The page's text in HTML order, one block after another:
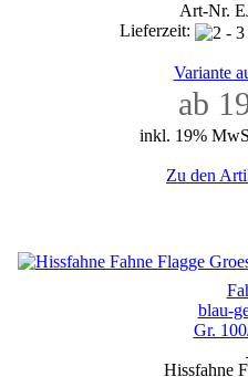
Art-Nr.
Lieferzeit:
Variante
ab
inkl. 19%
Zu den
blau-
Gr.
Hissfahne